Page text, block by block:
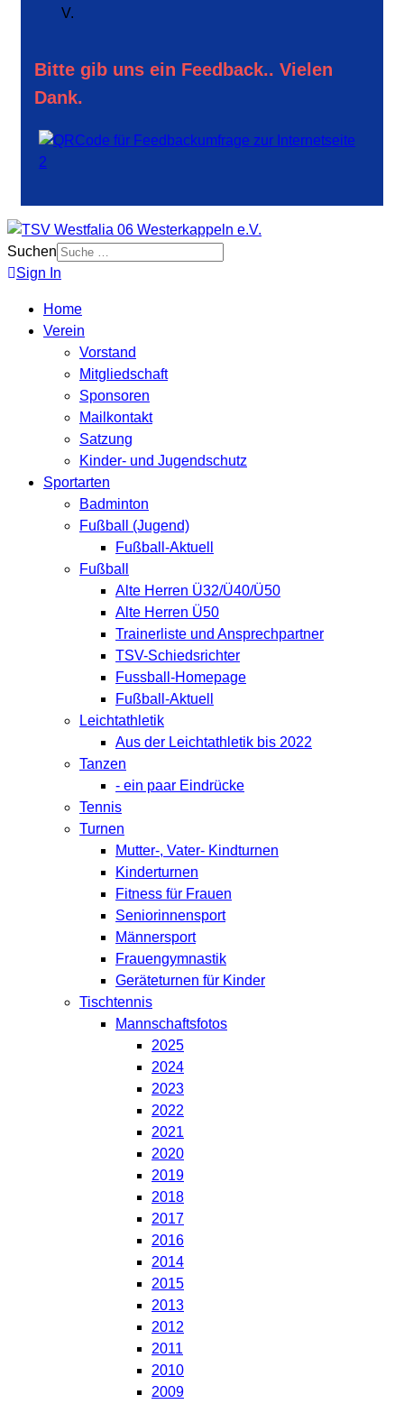
V.
Bitte gib uns ein Feedback.. Vielen
Dank.
Suchen
Sign In
Home
Verein
Vorstand
Mitgliedschaft
Sponsoren
Mailkontakt
Satzung
Kinder- und Jugendschutz
Sportarten
Badminton
Fußball (Jugend)
Fußball-Aktuell
Fußball
Alte Herren Ü32/Ü40/Ü50
Alte Herren Ü50
Trainerliste und Ansprechpartner
TSV-Schiedsrichter
Fussball-Homepage
Fußball-Aktuell
Leichtathletik
Aus der Leichtathletik bis 2022
Tanzen
- ein paar Eindrücke
Tennis
Turnen
Mutter-, Vater- Kindturnen
Kinderturnen
Fitness für Frauen
Seniorinnensport
Männersport
Frauengymnastik
Geräteturnen für Kinder
Tischtennis
Mannschaftsfotos
2025
2024
2023
2022
2021
2020
2019
2018
2017
2016
2014
2015
2013
2012
2011
2010
2009